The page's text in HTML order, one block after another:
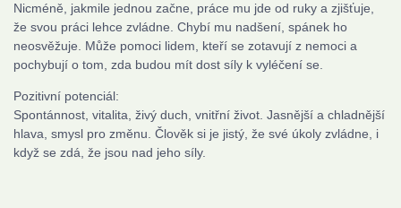
Nicméně, jakmile jednou začne, práce mu jde od ruky a zjišťuje,
že svou práci lehce zvládne. Chybí mu nadšení, spánek ho
neosvěžuje. Může pomoci lidem, kteří se zotavují z nemoci a
pochybují o tom, zda budou mít dost síly k vyléčení se.
Pozitivní potenciál:
Spontánnost, vitalita, živý duch, vnitřní život. Jasnější a chladnější
hlava, smysl pro změnu. Člověk si je jistý, že své úkoly zvládne, i
když se zdá, že jsou nad jeho síly.